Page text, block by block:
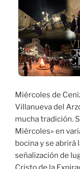
Miércoles de
Villanueva del
mucha tradición.
Miércoles» en
bocina y se abrirá
señalización de